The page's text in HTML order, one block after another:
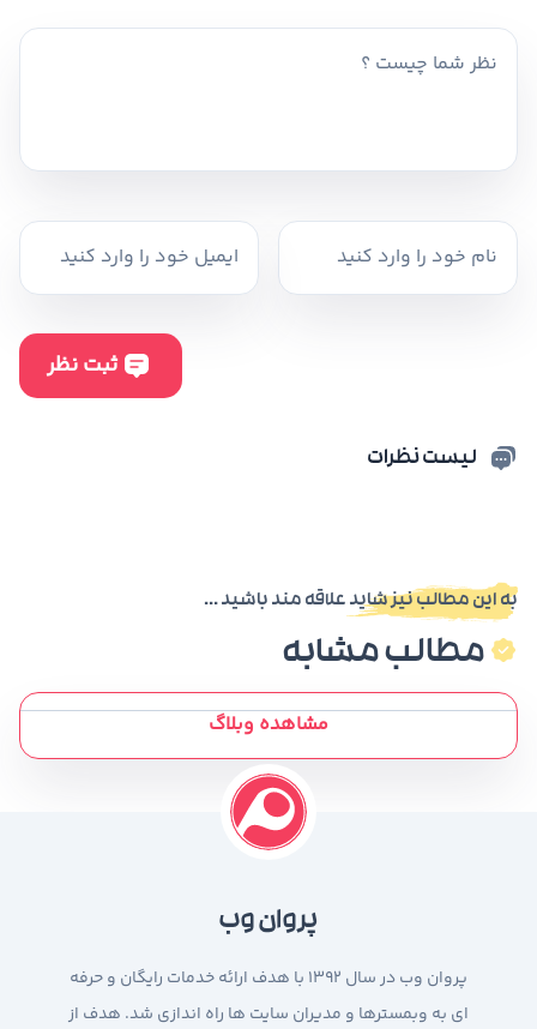
لیست نظرات
به این مطالب نیز شاید علاقه مند باشید ...
مطالب مشابه
مشاهده وبلاگ
پروان وب
پروان وب در سال 1392 با هدف ارائه خدمات رایگان و حرفه
ای به وبمسترها و مدیران سایت ها راه اندازی شد. هدف از